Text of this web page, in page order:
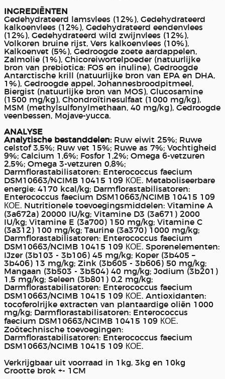
INGREDIËNTEN
Gedehydrateerd lamsvlees (12%), Gedehydrateerd
kalkoenvlees (12%), Gedehydrateerd eendenvlees
(12%), Gedehydrateerd wild zwijnvlees (12%),
Volkoren bruine rijst, Vers kalkoenvlees (10%),
Kalkoenvet (5%), Gedroogde zoete aardappelen,
Zalmolie (1%), Chicoreiwortelpoeder (natuurlijke
bron van prebiotica: FOS en inuline), Gedroogde
Antarctische krill (natuurlijke bron van EPA en DHA,
1%), Gedroogde appel, Johannesbroodpitmeel,
Biergist (natuurlijke bron van MOS), Glucosamine
(1500 mg/kg), Chondroïtinesulfaat (1000 mg/kg),
MSM (methylsulfonylmethaan, 40 mg/kg), Gedroogde
veenbessen, Mojave-yucca.
ANALYSE
Analytische bestanddelen: Ruw eiwit 25%; Ruwe
celstof 3,5%; Ruw vet 15%; Ruwe as 7%; Vochtigheid
9%; Calcium 1,6%; Fosfor 1,2%; Omega 6-vetzuren
2,5%; Omega 3-vetzuren 0,8%;
Darmflorastabilisatoren: Enterococcus faecium
DSM10663/NCIMB 10415 109 КОЕ. Metaboliseerbare
energie: 4170 kcal/kg; Darmflorastabilisatoren:
Enterococcus faecium DSM10663/NCIMB 10415 109
КОЕ. Nutritionele toevoegingsmiddelen: Vitamine A
(3a672a) 20000 IU/kg; Vitamine D3 (3a671) 2000
IU/kg; Vitamine E (3a700) 150 mg/kg; Vitamine C
(3a312) 100 mg/kg; Taurine (3a370) 1000 mg/kg;
Darmflorastabilisatoren: Enterococcus faecium
DSM10663/NCIMB 10415 109 КОЕ. Sporenelementen:
IJzer (3b103 - 3b106) 45 mg/kg; Koper (3b405 –
3b406) 13 mg/kg; Zink (3b605 - 3b606) 50 mg/kg;
Mangaan (3b503 - 3b504) 40 mg/kg; Jodium (3b201)
1,5 mg/kg; Seleen (3b801) 0,2 mg/kg;
Darmflorastabilisatoren: Enterococcus faecium
DSM10663/NCIMB 10415 109 КОЕ. Antioxidanten:
tocoferolrijke extracten van plantaardige oliën 1000
mg/kg; Darmflorastabilisatoren: Enterococcus
faecium DSM10663/NCIMB 10415 109 КОЕ.
Zoötechnische toevoegingen:
Darmflorastabilisatoren: Enterococcus faecium
DSM10663/NCIMB 10415 109 КОЕ.
Verkrijgbaar uit voorraad in 1kg, 3kg en 10kg
Grootte brok +- 1CM